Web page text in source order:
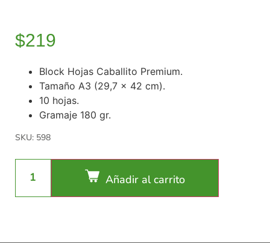
$219
Block Hojas Caballito Premium.
Tamaño A3 (29,7 x 42 cm).
10 hojas.
Gramaje 180 gr.
SKU: 598
Añadir al carrito